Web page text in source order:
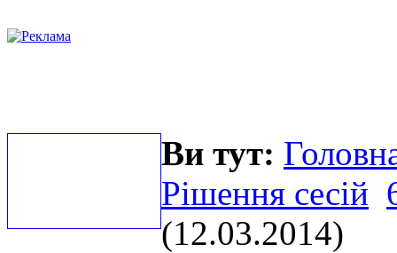
Ви тут:
Рішення сесій
(12.03.2014)